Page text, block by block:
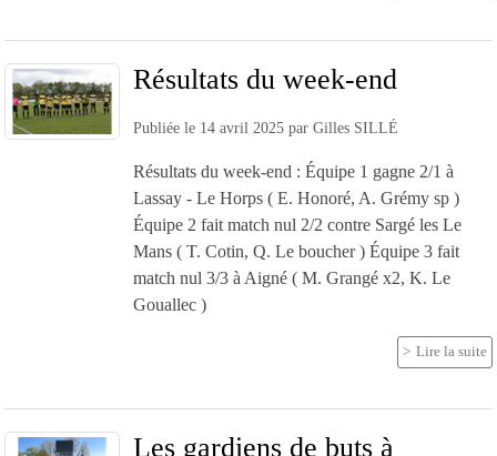
Résultats du week-end
Publiée le 14 avril 2025 par Gilles SILLÉ
Résultats du week-end : Équipe 1 gagne 2/1 à
Lassay - Le Horps ( E. Honoré, A. Grémy sp )
Équipe 2 fait match nul 2/2 contre Sargé les Le
Mans ( T. Cotin, Q. Le boucher ) Équipe 3 fait
match nul 3/3 à Aigné ( M. Grangé x2, K. Le
Gouallec )
Lire la suite
Les gardiens de buts à